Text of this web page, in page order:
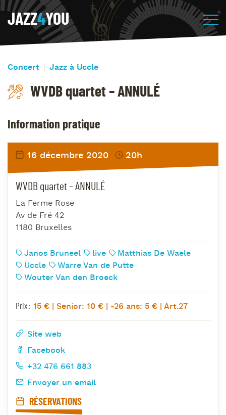
JAZZ4YOU
Concert Jazz à Uccle
WVDB quartet – ANNULÉ
Information pratique
16 décembre 2020 20h
WVDB quartet – ANNULÉ
La Ferme Rose
Av de Fré 42
1180 Bruxelles
Janos Bruneel live
Matthias De Waele
Uccle
Warre Van de Putte
Wouter Van den Broeck
Prix : 15 € | Senior: 10 € | -26 ans: 5 € | Art.27
Site web
Facebook
+32 476 661 883
Envoyer un email
RÉSERVATIONS